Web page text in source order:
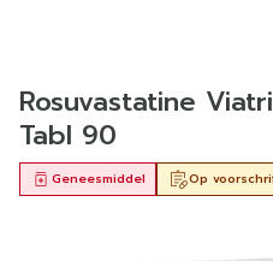
Rosuvastatine
Tabl 90
Op
Geneesmiddel